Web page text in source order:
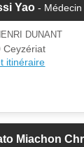
Yao -
DUNANT
Ceyzériat
itinéraire
Miachon